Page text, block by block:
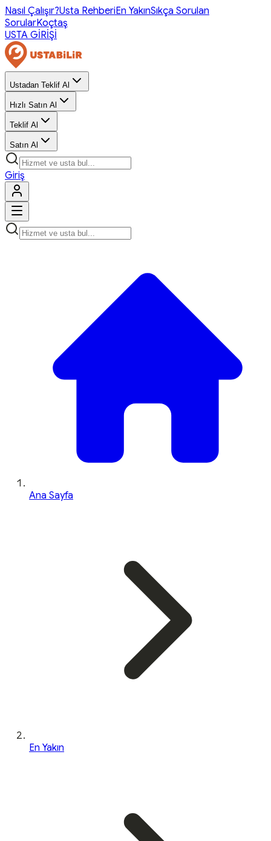
Nasıl Çalışır?Usta RehberiEn YakınSıkça Sorulan
SorularKoçtaş
USTA GİRİŞİ
Ustadan Teklif Al
Hızlı Satın Al
Teklif Al
Satın Al
Giriş
Ana Sayfa
En Yakın